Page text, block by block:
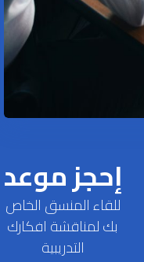
إحجز موعد
للقاء المنسق الخاص
بك لمناقشة افكارك
التدريبية